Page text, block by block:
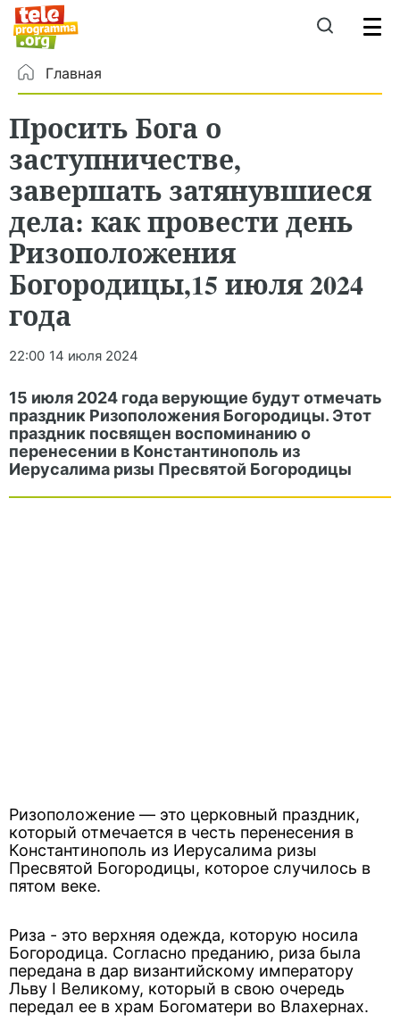
Главная
Просить Бога о
заступничестве,
завершать затянувшиеся
дела: как провести день
Ризоположения
Богородицы,15 июля 2024
года
22:00 14 июля 2024
15 июля 2024 года верующие будут отмечать
праздник Ризоположения Богородицы. Этот
праздник посвящен воспоминанию о
перенесении в Константинополь из
Иерусалима ризы Пресвятой Богородицы
Ризоположение — это церковный праздник,
который отмечается в честь перенесения в
Константинополь из Иерусалима ризы
Пресвятой Богородицы, которое случилось в
пятом веке.
Риза - это верхняя одежда, которую носила
Богородица. Согласно преданию, риза была
передана в дар византийскому императору
Льву I Великому, который в свою очередь
передал ее в храм Богоматери во Влахернах.